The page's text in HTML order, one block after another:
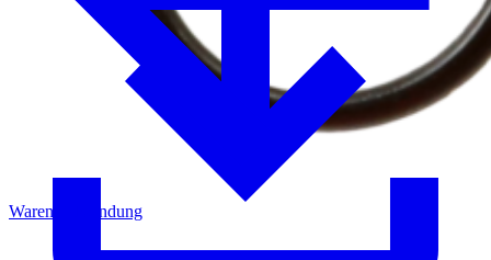
Warenrücksendung